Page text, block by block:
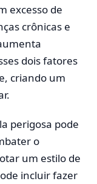
excesso de
crônicas e
dois fatores
criando um
perigosa pode
o
um estilo de
incluir fazer